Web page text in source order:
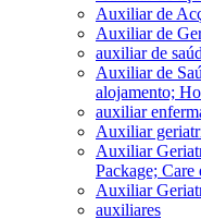
Auxiliar de
Auxiliar de
auxiliar de
Auxiliar de
alojamento;
auxiliar
Auxiliar
Auxiliar
Package;
Auxiliar
auxiliares